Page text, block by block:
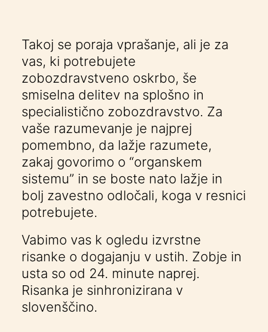
Takoj se poraja vprašanje, ali je za
vas, ki potrebujete
zobozdravstveno oskrbo, še
smiselna delitev na splošno in
specialistično zobozdravstvo. Za
vaše razumevanje je najprej
pomembno, da lažje razumete,
zakaj govorimo o “organskem
sistemu” in se boste nato lažje in
bolj zavestno odločali, koga v resnici
potrebujete.
Vabimo vas k ogledu izvrstne
risanke o dogajanju v ustih. Zobje in
usta so od 24. minute naprej.
Risanka je sinhronizirana v
slovenščino.